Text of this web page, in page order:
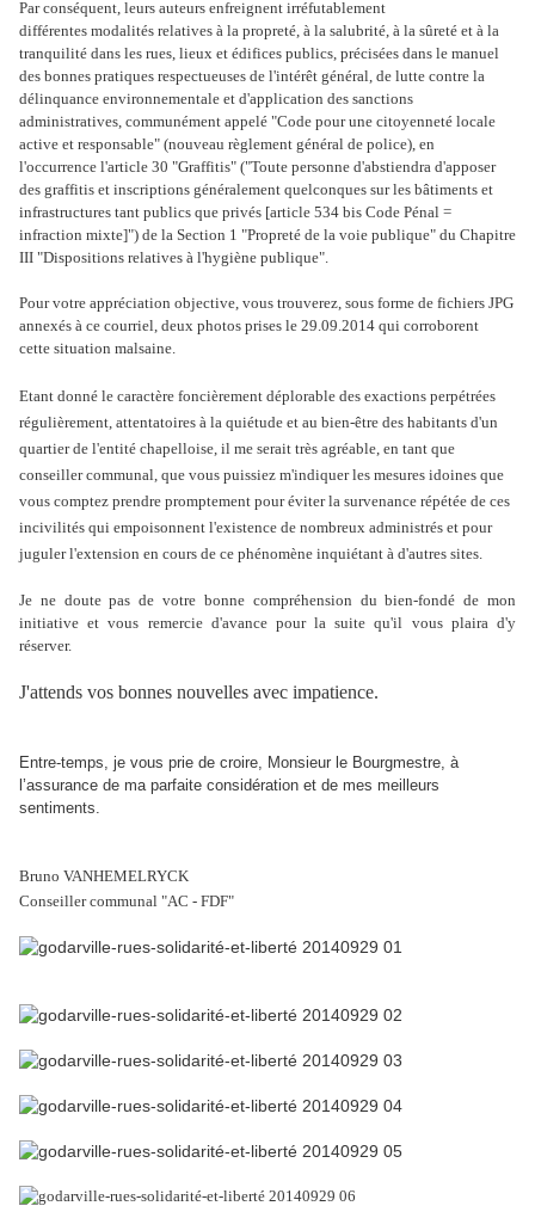
Par conséquent, leurs auteurs enfreignent irréfutablement
différentes modalités relatives à la propreté, à la salubrité, à la sûreté et à la
tranquilité dans les rues, lieux et édifices publics, précisées dans le manuel
des bonnes pratiques respectueuses de l'intérêt général, de lutte contre la
délinquance environnementale et d'application des sanctions
administratives, communément appelé "Code pour une citoyenneté locale
active et responsable" (nouveau règlement général de police), en
l'occurrence l'article 30 "Graffitis" ("Toute personne d'abstiendra d'apposer
des graffitis et inscriptions généralement quelconques sur les bâtiments et
infrastructures tant publics que privés [article 534 bis Code Pénal =
infraction mixte]") de la Section 1 "Propreté de la voie publique" du Chapitre
III "Dispositions relatives à l'hygiène publique".
Pour votre appréciation objective, vous trouverez, sous forme de fichiers JPG
annexés à ce courriel, deux photos prises le 29.09.2014 qui corroborent
cette situation malsaine.
Etant donné le caractère foncièrement déplorable des exactions perpétrées
régulièrement, attentatoires à la quiétude et au bien-être des habitants d'un
quartier de l'entité chapelloise, il me serait très agréable, en tant que
conseiller communal, que vous puissiez m'indiquer les mesures idoines que
vous comptez prendre promptement pour éviter la survenance répétée de ces
incivilités qui empoisonnent l'existence de nombreux administrés et pour
juguler l'extension en cours de ce phénomène inquiétant à d'autres sites.
Je ne doute pas de votre bonne compréhension du bien-fondé de mon
initiative et vous remercie d'avance pour la suite qu'il vous plaira d'y
réserver.
J'attends vos bonnes nouvelles avec impatience.
Entre-temps, je vous prie de croire, Monsieur le Bourgmestre, à
l’assurance de ma parfaite considération et de mes meilleurs
sentiments.
Bruno VANHEMELRYCK
Conseiller communal "AC - FDF"